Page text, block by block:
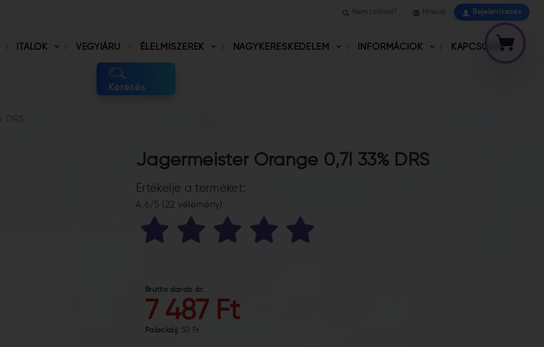
Nem találod? Hírlevél Bejelentkezés
ITALOK VEGYIÁRU ÉLELMISZEREK NAGYKERESKEDELEM INFORMÁCIÓK KAPCSOLAT
Keresés
DRS
Jagermeister Orange 0,7l 33% DRS
Értékelje a terméket:
4,6/5 (22 vélemény)
Bruttó darab ár:
7 487 Ft
Palackdíj: 50 Ft